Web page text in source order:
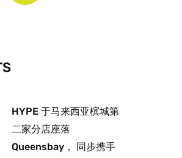
HYPE 于马来西亚槟城第
二家分店座落
Queensbay， 同步携手